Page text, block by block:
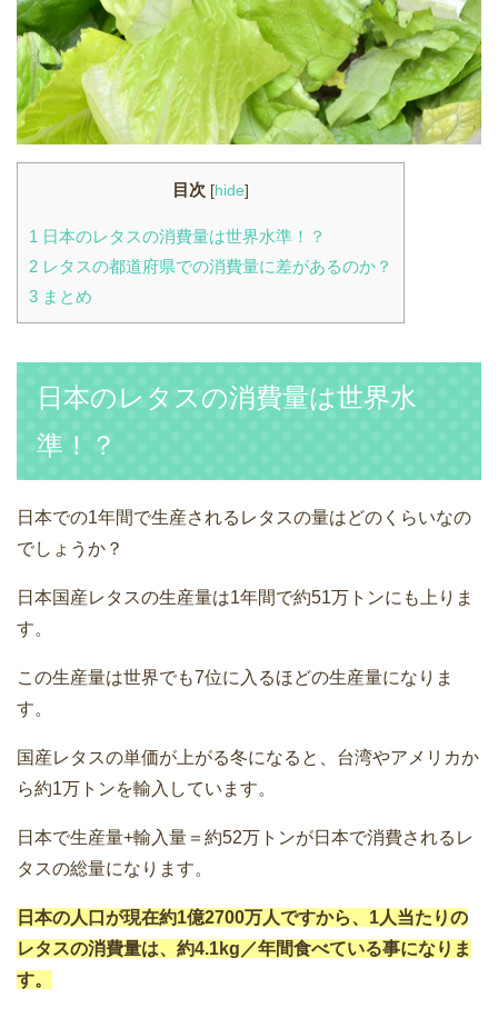
目次 [hide]
1 日本のレタスの消費量は世界水準！？
2 レタスの都道府県での消費量に差があるのか？
3 まとめ
日本のレタスの消費量は世界水
準！？
日本での1年間で生産されるレタスの量はどのくらいなの
でしょうか？
日本国産レタスの生産量は1年間で約51万トンにも上りま
す。
この生産量は世界でも7位に入るほどの生産量になりま
す。
国産レタスの単価が上がる冬になると、台湾やアメリカか
ら約1万トンを輸入しています。
日本で生産量+輸入量＝約52万トンが日本で消費されるレ
タスの総量になります。
日本の人口が現在約1億2700万人ですから、1人当たりの
レタスの消費量は、約4.1kg／年間食べている事になりま
す。